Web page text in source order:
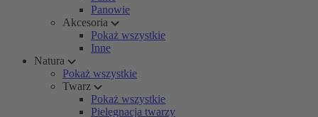
Panowie
Akcesoria
Pokaż wszystkie
Inne
Natura
Pokaż wszystkie
Twarz
Pokaż wszystkie
Pielęgnacja twarzy